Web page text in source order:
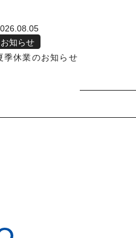
お知らせ
季休業のお知らせ